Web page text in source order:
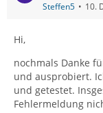
Steffen5 10.
Hi,
nochmals Danke
und ausprobiert.
und getestet.
Fehlermeldung